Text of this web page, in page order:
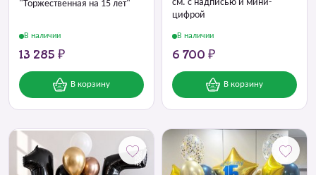
"Торжественная на 15 лет"
В наличии
13 285 ₽
В корзину
см. с надписью и мини-
цифрой
В наличии
6 700 ₽
В корзину